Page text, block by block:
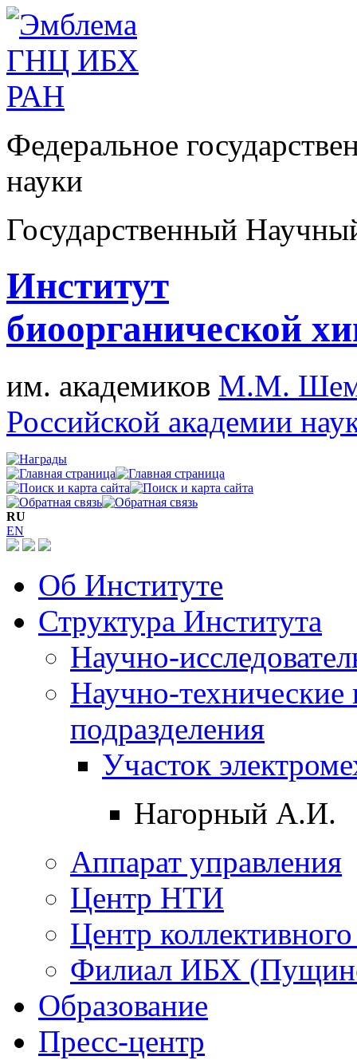
Федеральное
науки
Государственный
Институт
биоорганической
им. академиков М.М.
Российской академии
RU
EN
Об Институте
Структура Института
Научно-
Научно-технические
подразделения
Участок
Нагорный А.И.
Аппарат управления
Центр НТИ
Центр
Филиал ИБХ
Образование
Пресс-центр